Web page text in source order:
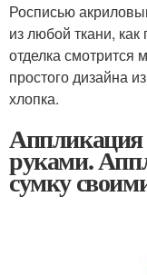
Росписью
из любой ткани,
отделка смотрится
простого дизайна
хлопка.
Аппликация
руками.
сумку